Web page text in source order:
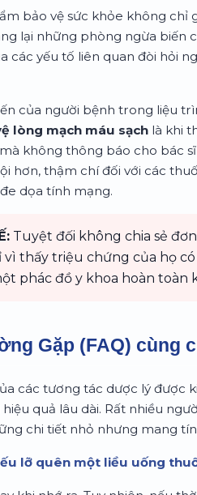
bảo vệ sức khỏe không
lại những phòng ngừa biến
các yếu tố liên quan đòi hỏi
của người bệnh trong liệu
lòng mạch máu sạch là khi
không thông báo cho bác
hơn, thậm chí đối với các
dọa tính mạng.
Tuyệt đối không chia sẻ
thấy triệu chứng của họ có
phác đồ y khoa hoàn toàn
Gặp (FAQ) cùng
các tương tác dược lý được
quả lâu dài. Rất nhiều
chi tiết nhỏ nhưng mang
lỡ quên một liều uống